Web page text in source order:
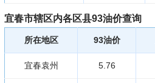
宜春市辖区内各区县93油价查询
所在地区 93油价
宜春袁州 5.76